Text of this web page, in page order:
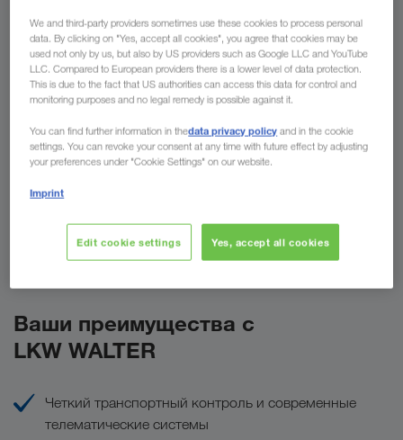
Беларусь
Страна
Сделать запрос
Ваши преимущества с
LKW WALTER
Четкий транспортный контроль и современные
телематические системы
We and third-party providers sometimes use these cookies to process personal
data. By clicking on "Yes, accept all cookies", you agree that cookies may be
used not only by us, but also by US providers such as Google LLC and YouTube
LLC. Compared to European providers there is a lower level of data protection.
This is due to the fact that US authorities can access this data for control and
monitoring purposes and no legal remedy is possible against it.
You can find further information in thedata privacy policy and in the cookie
settings. You can revoke your consent at any time with future effect by adjusting
your preferences under "Cookie Settings" on our website.
Imprint
Edit cookie settings Yes, accept all cookies